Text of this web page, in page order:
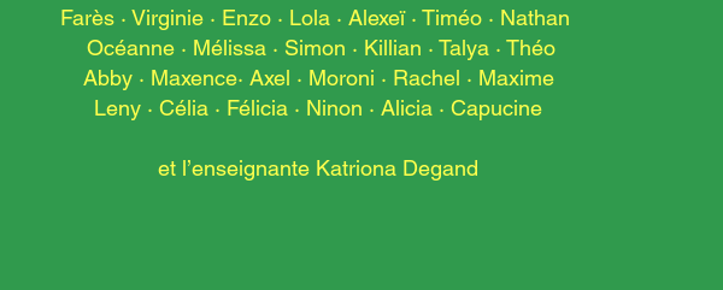
Farès · Virginie · Enzo · Lola · Alexeï · Timéo · Nathan
Océanne · Mélissa · Simon · Killian · Talya · Théo
Abby · Maxence· Axel · Moroni · Rachel · Maxime
Leny · Célia · Félicia · Ninon · Alicia · Capucine
et l’enseignante Katriona Degand